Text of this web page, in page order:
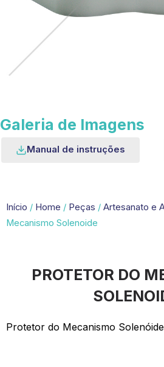
Galeria de Imagens
Manual de instruções
Início / Home / Peças / Artesanato e
Mecanismo Solenoide
PROTETOR DO
Protetor do Mecanismo